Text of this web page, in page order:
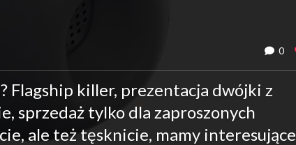
0
Flagship killer, prezentacja dwójki z
sprzedaż tylko dla zaproszonych
ale też tęsknicie, mamy interesujące